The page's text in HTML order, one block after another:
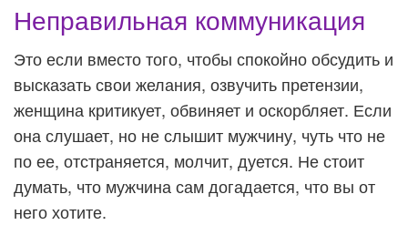
Неправильная коммуникация
Это если вместо того, чтобы спокойно обсудить и
высказать свои желания, озвучить претензии,
женщина критикует, обвиняет и оскорбляет. Если
она слушает, но не слышит мужчину, чуть что не
по ее, отстраняется, молчит, дуется. Не стоит
думать, что мужчина сам догадается, что вы от
него хотите.